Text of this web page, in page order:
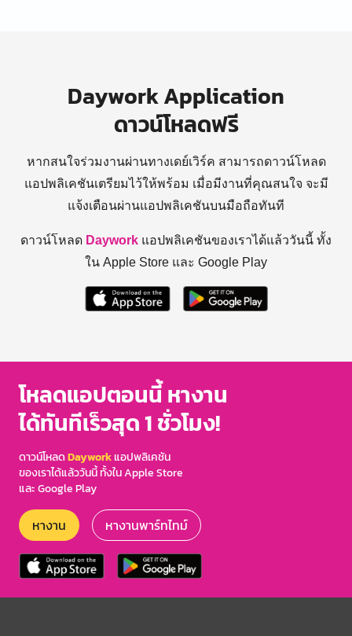
Daywork Application
ดาวน์โหลดฟรี
หากสนใจร่วมงานผ่านทางเดย์เวิร์ค สามารถดาวน์โหลด
แอปพลิเคชันเตรียมไว้ให้พร้อม เมื่อมีงานที่คุณสนใจ จะมี
แจ้งเตือนผ่านแอปพลิเคชันบนมือถือทันที
ดาวน์โหลด Daywork แอปพลิเคชันของเราได้แล้ววันนี้ ทั้ง
ใน Apple Store และ Google Play
โหลดแอปตอนนี้ หางาน
ได้ทันทีเร็วสุด 1 ชั่วโมง!
ดาวน์โหลดDayworkแอปพลิเคชัน
ของเราได้แล้ววันนี้ ทั้งใน Apple Store
และ Google Play
หางาน หางานพาร์ทไทม์